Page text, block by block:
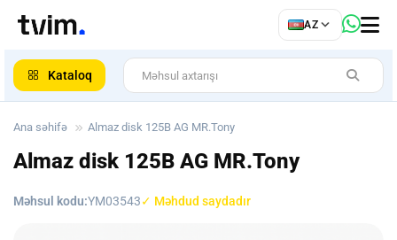
AZ
Kataloq
Ana səhifə Almaz disk 125B AG MR.Tony
Almaz disk 125B AG MR.Tony
Məhsul kodu:YM03543✓ Məhdud saydadır